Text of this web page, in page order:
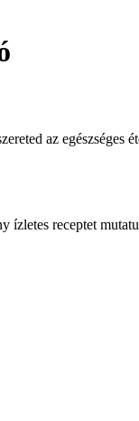
az egészséges
ízletes receptet